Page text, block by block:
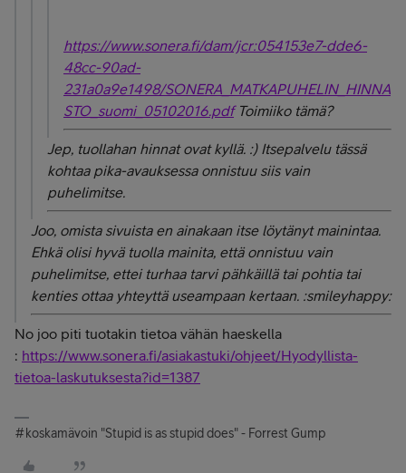
https://www.sonera.fi/dam/jcr:054153e7-dde6-
48cc-90ad-
231a0a9e1498/SONERA_MATKAPUHELIN_HINNA
STO_suomi_05102016.pdfToimiiko tämä?
Jep, tuollahan hinnat ovat kyllä. :) Itsepalvelu tässä
kohtaa pika-avauksessa onnistuu siis vain
puhelimitse.
Joo, omista sivuista en ainakaan itse löytänyt mainintaa.
Ehkä olisi hyvä tuolla mainita, että onnistuu vain
puhelimitse, ettei turhaa tarvi pähkäillä tai pohtia tai
kenties ottaa yhteyttä useampaan kertaan. :smileyhappy:
No joo piti tuotakin tietoa vähän haeskella
: https://www.sonera.fi/asiakastuki/ohjeet/Hyodyllista-
tietoa-laskutuksesta?id=1387
#koskamävoin "Stupid is as stupid does" - Forrest Gump